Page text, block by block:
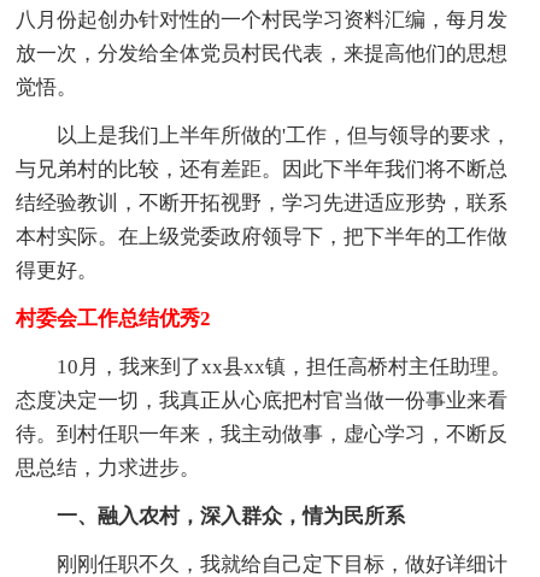
八月份起创办针对性的一个村民学习资料汇编，每月发
放一次，分发给全体党员村民代表，来提高他们的思想
觉悟。
以上是我们上半年所做的'工作，但与领导的要求，
与兄弟村的比较，还有差距。因此下半年我们将不断总
结经验教训，不断开拓视野，学习先进适应形势，联系
本村实际。在上级党委政府领导下，把下半年的工作做
得更好。
村委会工作总结优秀2
10月，我来到了xx县xx镇，担任高桥村主任助理。
态度决定一切，我真正从心底把村官当做一份事业来看
待。到村任职一年来，我主动做事，虚心学习，不断反
思总结，力求进步。
一、融入农村，深入群众，情为民所系
刚刚任职不久，我就给自己定下目标，做好详细计